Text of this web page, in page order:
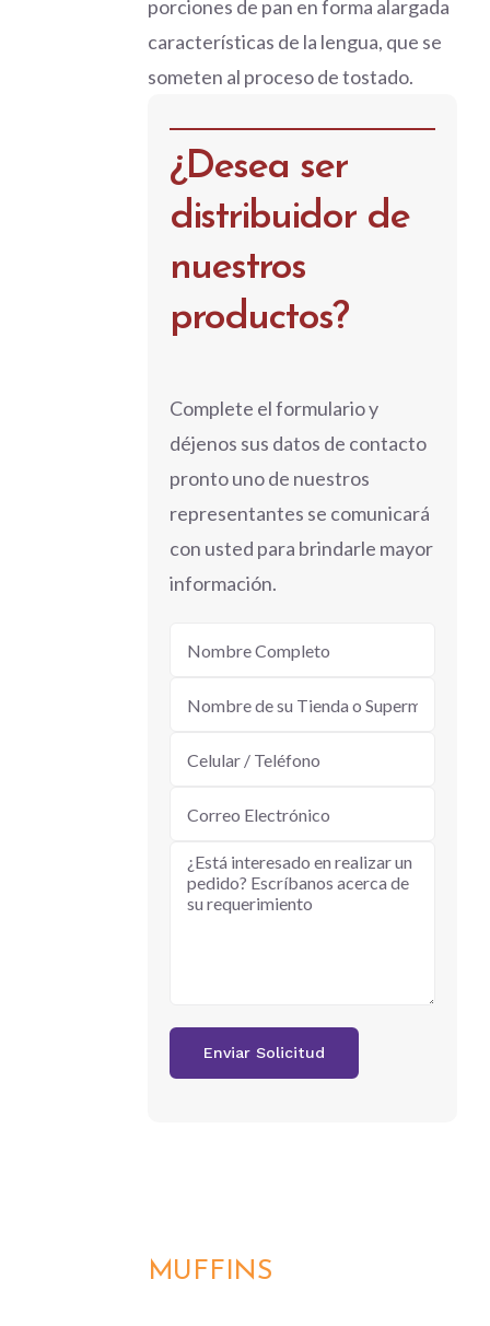
porciones de pan en forma alargada
características de la lengua, que se
someten al proceso de tostado.
¿Desea ser
distribuidor de
nuestros
productos?
Complete el formulario y
déjenos sus datos de contacto
pronto uno de nuestros
representantes se comunicará
con usted para brindarle mayor
información.
MUFFINS